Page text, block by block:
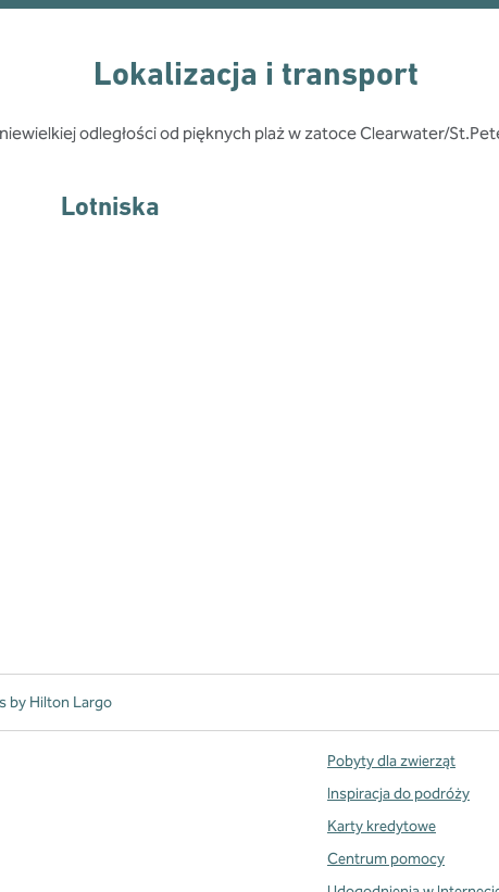
Lokalizacja i transport
odległości od pięknych plaż w zatoce Clearwater/
Lotniska
by Hilton Largo
Pobyty dla zwierząt
Inspiracja do podróży
Karty kredytowe
Centrum pomocy